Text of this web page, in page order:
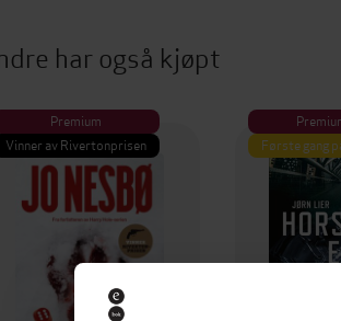
har også kjøpt
Premium
Vinner av Rivertonprisen
Første gang